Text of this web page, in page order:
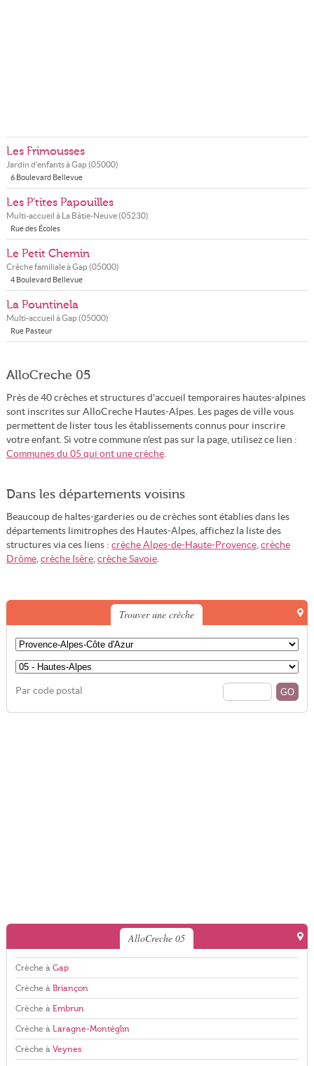
Les Frimousses
Jardin d'enfants àGap (05000)
6 Boulevard Bellevue
Les P'tites Papouilles
Multi-accueil à La Bâtie-Neuve(05230)
Rue des Écoles
Le Petit Chemin
Crèche familiale àGap (05000)
4 Boulevard Bellevue
La Pountinela
Multi-accueil àGap (05000)
Rue Pasteur
AlloCreche 05
Près de 40 crèches et structures d'accueil temporaires hautes-alpines
sont inscrites sur AlloCreche Hautes-Alpes. Les pages de ville vous
permettent de lister tous les établissements connus pour inscrire
votre enfant. Si votre commune n'est pas sur la page, utilisez ce lien :
Communes du 05 qui ont une crèche.
Dans les départements voisins
Beaucoup de haltes-garderies ou de crèches sont établies dans les
départements limitrophes des Hautes-Alpes, affichez la liste des
structures via ces liens : crèche Alpes-de-Haute-Provence, crèche
Drôme, crèche Isère, crèche Savoie.
Trouver une crèche
Par code postal
AlloCreche 05
Crèche à Gap
Crèche à Briançon
Crèche à Embrun
Crèche à Laragne-Montéglin
Crèche à Veynes